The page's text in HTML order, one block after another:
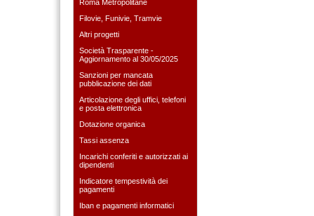
Roma Metropolitane
Filovie, Funivie, Tramvie
Altri progetti
Società Trasparente -
Aggiornamento al 30/05/2025
Sanzioni per mancata
pubblicazione dei dati
Articolazione degli uffici, telefoni
e posta elettronica
Dotazione organica
Tassi assenza
Incarichi conferiti e autorizzati ai
dipendenti
Indicatore tempestività dei
pagamenti
Iban e pagamenti informatici